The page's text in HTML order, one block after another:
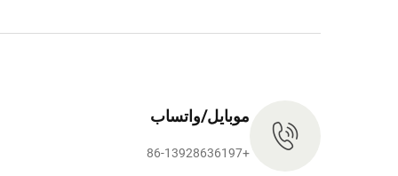
موبايل/واتساب
+86-13928636197